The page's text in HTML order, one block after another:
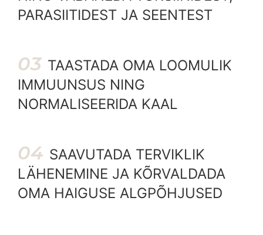
PARASIITIDEST JA SEENTEST
03 TAASTADA OMA LOOMULIK
IMMUUNSUS NING
NORMALISEERIDA KAAL
04 SAAVUTADA TERVIKLIK
LÄHENEMINE JA KÕRVALDADA
OMA HAIGUSE ALGPÕHJUSED